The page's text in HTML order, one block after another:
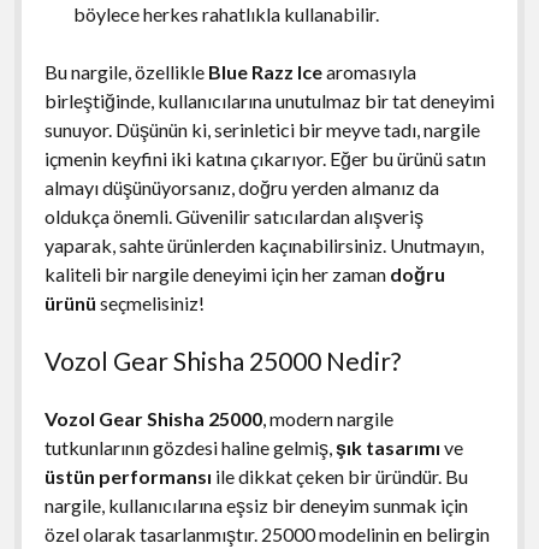
böylece herkes rahatlıkla kullanabilir.
Bu nargile, özellikle Blue Razz Icearomasıyla
birleştiğinde, kullanıcılarına unutulmaz bir tat deneyimi
sunuyor. Düşünün ki, serinletici bir meyve tadı, nargile
içmenin keyfini iki katına çıkarıyor. Eğer bu ürünü satın
almayı düşünüyorsanız, doğru yerden almanız da
oldukça önemli. Güvenilir satıcılardan alışveriş
yaparak, sahte ürünlerden kaçınabilirsiniz. Unutmayın,
kaliteli bir nargile deneyimi için her zaman doğru
ürünü seçmelisiniz!
Vozol Gear Shisha 25000 Nedir?
Vozol Gear Shisha 25000, modern nargile
tutkunlarının gözdesi haline gelmiş,şık tasarımı ve
üstün performansı ile dikkat çeken bir üründür. Bu
nargile, kullanıcılarına eşsiz bir deneyim sunmak için
özel olarak tasarlanmıştır. 25000 modelinin en belirgin